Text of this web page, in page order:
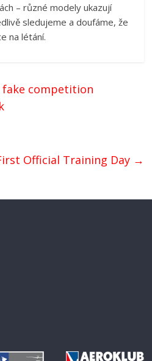
– různé modely ukazují
sledujeme a doufáme, že
na létání.
fake competition
Official Training Day →